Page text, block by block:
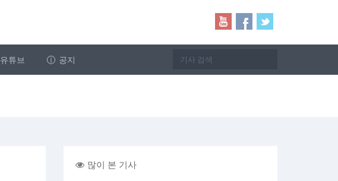
유튜브 공지
많이 본 기사